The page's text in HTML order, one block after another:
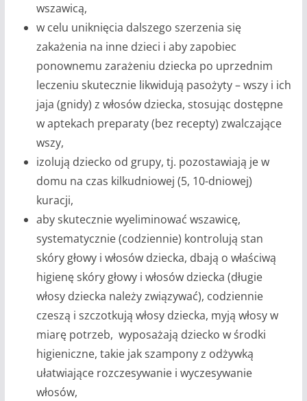
wszawicą,
w celu uniknięcia dalszego szerzenia się
zakażenia na inne dzieci i aby zapobiec
ponownemu zarażeniu dziecka po uprzednim
leczeniu skutecznie likwidują pasożyty – wszy i ich
jaja (gnidy) z włosów dziecka, stosując dostępne
w aptekach preparaty (bez recepty) zwalczające
wszy,
izolują dziecko od grupy, tj. pozostawiają je w
domu na czas kilkudniowej (5, 10-dniowej)
kuracji,
aby skutecznie wyeliminować wszawicę,
systematycznie (codziennie) kontrolują stan
skóry głowy i włosów dziecka, dbają o właściwą
higienę skóry głowy i włosów dziecka (długie
włosy dziecka należy związywać), codziennie
czeszą i szczotkują włosy dziecka, myją włosy w
miarę potrzeb, wyposażają dziecko w środki
higieniczne, takie jak szampony z odżywką
ułatwiające rozczesywanie i wyczesywanie
włosów,